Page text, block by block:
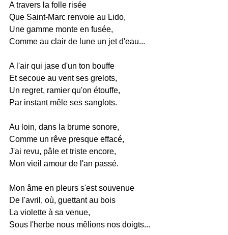
A travers la folle risée
Que Saint-Marc renvoie au Lido,
Une gamme monte en fusée,
Comme au clair de lune un jet d'eau...
A l'air qui jase d'un ton bouffe
Et secoue au vent ses grelots,
Un regret, ramier qu'on étouffe,
Par instant mêle ses sanglots.
Au loin, dans la brume sonore,
Comme un rêve presque effacé,
J'ai revu, pâle et triste encore,
Mon vieil amour de l'an passé.
Mon âme en pleurs s'est souvenue
De l'avril, où, guettant au bois
La violette à sa venue,
Sous l'herbe nous mêlions nos doigts...